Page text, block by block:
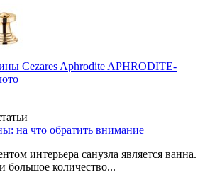
Cezares Aphrodite APHRODITE-
на что обратить внимание
интерьера санузла является ванна.
большое количество...